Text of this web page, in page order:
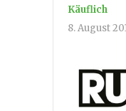
Käuflich
8. August